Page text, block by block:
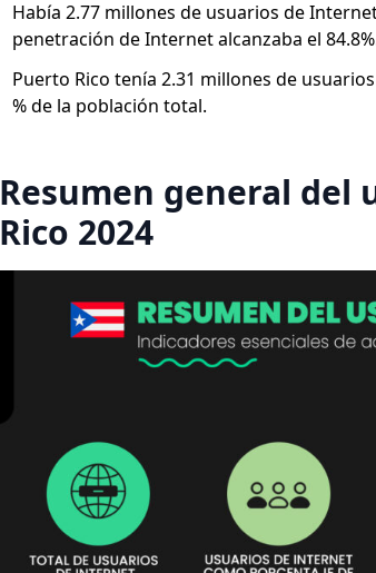
Había 2.77 millones de usuarios de
penetración de Internet alcanzaba el
Puerto Rico tenía 2.31 millones de
% de la población total.
Resumen general
Rico 2024